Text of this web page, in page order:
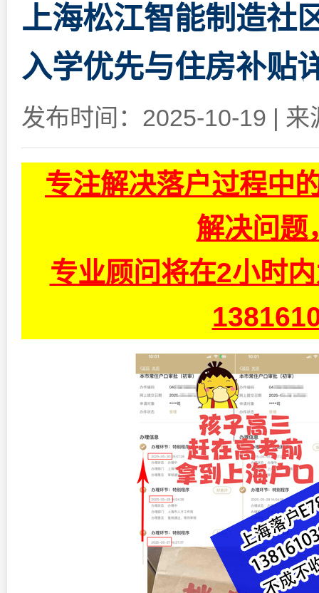
上海松江智能制造社
入学优先与住房补贴
发布时间：2025-10-19 | 来
专注解决落户过程中
解决问题
专业顾问将在2小时